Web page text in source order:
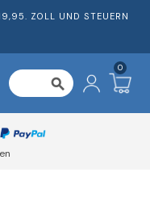
ZOLL UND STEUERN
search
0